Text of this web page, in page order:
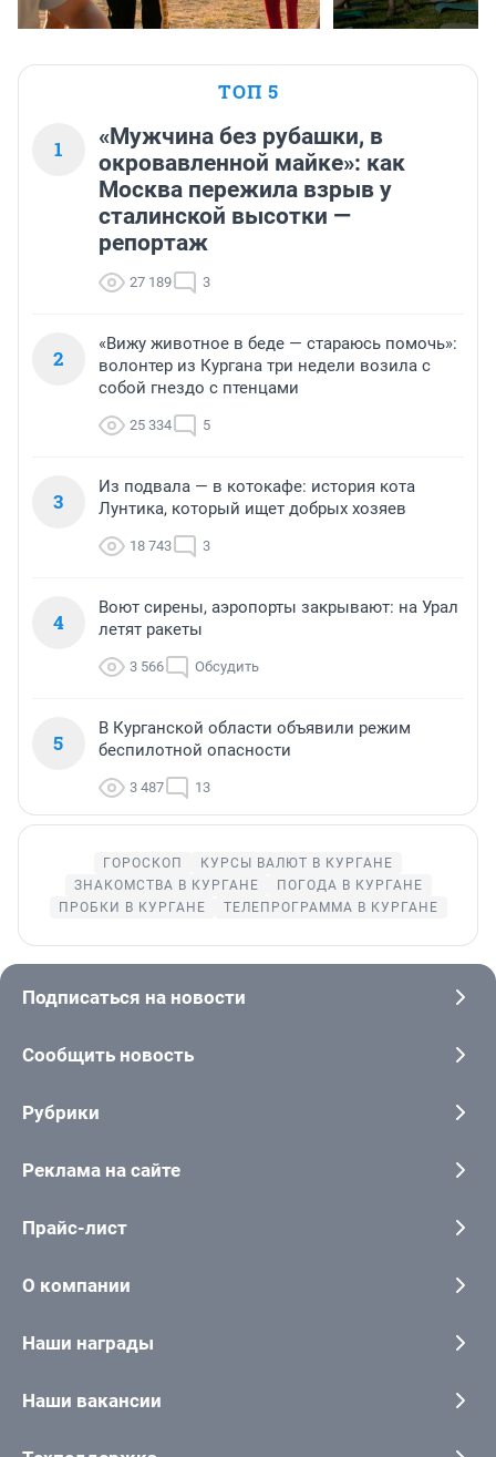
ТОП 5
1
«Мужчина без рубашки, в
окровавленной майке»: как
Москва пережила взрыв у
сталинской высотки —
репортаж
27 189 3
2
«Вижу животное в беде — стараюсь помочь»:
волонтер из Кургана три недели возила с
собой гнездо с птенцами
25 334 5
3
Из подвала — в котокафе: история кота
Лунтика, который ищет добрых хозяев
18 743 3
4
Воют сирены, аэропорты закрывают: на Урал
летят ракеты
3 566 Обсудить
5
В Курганской области объявили режим
беспилотной опасности
3 487 13
ГОРОСКОП
КУРСЫ ВАЛЮТ В КУРГАНЕ
ЗНАКОМСТВА В КУРГАНЕ
ПОГОДА В КУРГАНЕ
ПРОБКИ В КУРГАНЕ
ТЕЛЕПРОГРАММА В КУРГАНЕ
Подписаться на новости
Сообщить новость
Рубрики
Реклама на сайте
Прайс-лист
О компании
Наши награды
Наши вакансии